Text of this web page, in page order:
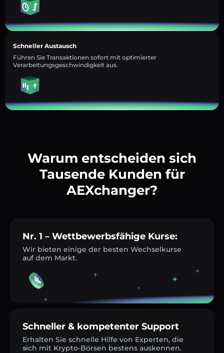
Schneller Austausch
Führen Sie Transaktionen sofort mit optimierter
Verarbeitungsgeschwindigkeit aus.
Warum entscheiden sich
Tausende Kunden für
AEXchanger?
Nr. 1 – Wettbewerbsfähige Kurse:
Wir bieten einige der besten Wechselkurse
auf dem Markt.
Schneller & kompetenter Support
Erhalten Sie schnelle Hilfe von Experten, die
sich mit Krypto-Börsen bestens auskennen.